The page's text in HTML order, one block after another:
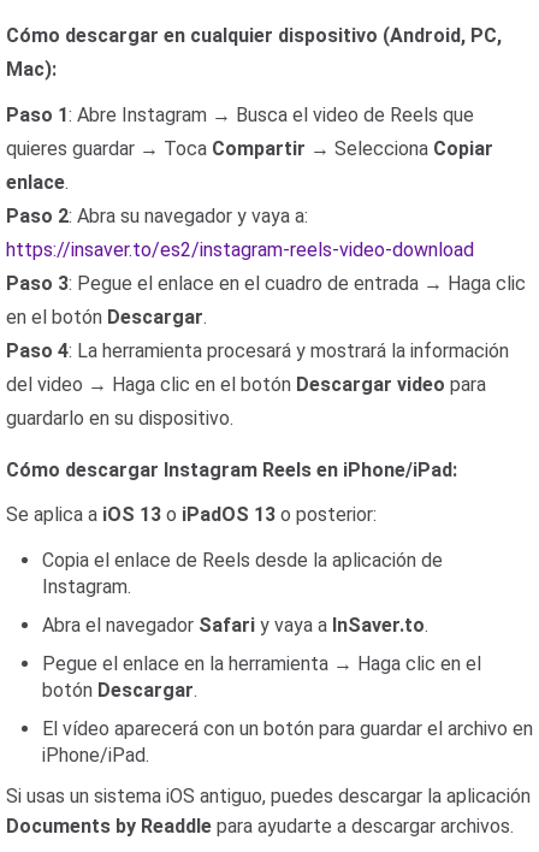
Cómo descargar en cualquier dispositivo (Android, PC,
Mac):
Paso 1: Abre Instagram → Busca el video de Reels que
quieres guardar → Toca Compartir → Selecciona Copiar
enlace.
Paso 2: Abra su navegador y vaya a:
https://insaver.to/es2/instagram-reels-video-download
Paso 3: Pegue el enlace en el cuadro de entrada → Haga clic
en el botón Descargar.
Paso 4: La herramienta procesará y mostrará la información
del video → Haga clic en el botón Descargar video para
guardarlo en su dispositivo.
Cómo descargar Instagram Reels en iPhone/iPad:
Se aplica a iOS 13 o iPadOS 13 o posterior:
Copia el enlace de Reels desde la aplicación de
Instagram.
Abra el navegador Safari y vaya a InSaver.to.
Pegue el enlace en la herramienta → Haga clic en el
botón Descargar.
El vídeo aparecerá con un botón para guardar el archivo en
iPhone/iPad.
Si usas un sistema iOS antiguo, puedes descargar la aplicación
Documents by Readdle para ayudarte a descargar archivos.